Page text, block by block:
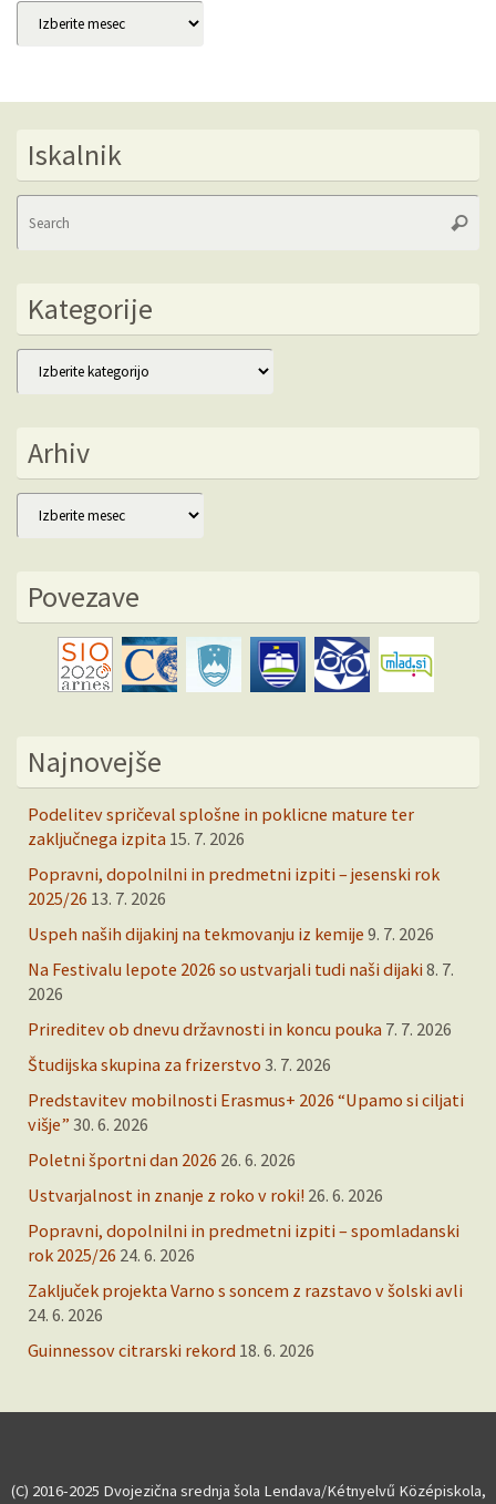
Arhivi
Iskalnik
Kategorije
Kategorije
Arhiv
Arhiv
Povezave
Najnovejše
Podelitev spričeval splošne in poklicne mature ter
zaključnega izpita 15. 7. 2026
Popravni, dopolnilni in predmetni izpiti – jesenski rok
2025/26 13. 7. 2026
Uspeh naših dijakinj na tekmovanju iz kemije 9. 7. 2026
Na Festivalu lepote 2026 so ustvarjali tudi naši dijaki 8. 7.
2026
Prireditev ob dnevu državnosti in koncu pouka 7. 7. 2026
Študijska skupina za frizerstvo 3. 7. 2026
Predstavitev mobilnosti Erasmus+ 2026 “Upamo si ciljati
višje” 30. 6. 2026
Poletni športni dan 2026 26. 6. 2026
Ustvarjalnost in znanje z roko v roki! 26. 6. 2026
Popravni, dopolnilni in predmetni izpiti – spomladanski
rok 2025/26 24. 6. 2026
Zaključek projekta Varno s soncem z razstavo v šolski avli
24. 6. 2026
Guinnessov citrarski rekord 18. 6. 2026
(C) 2016-2025 Dvojezična srednja šola Lendava/Kétnyelvű Középiskola,